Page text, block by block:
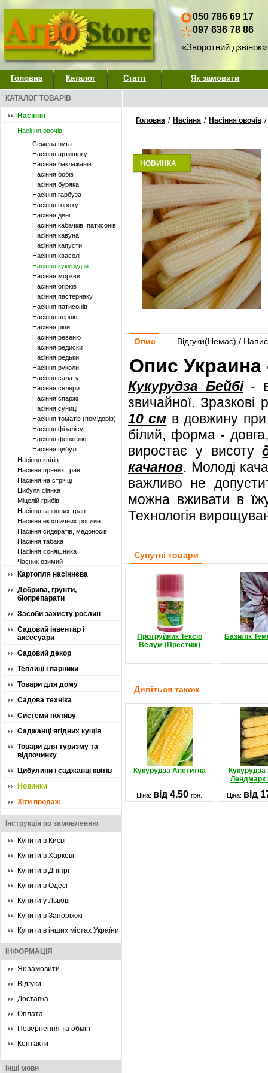
050 786 69 17
097 636 78 86
«Зворотний дзвінок»
Головна Каталог Статті Як замовити
КАТАЛОГ ТОВАРІВ
Насіння
Насіння овочів
Семена нута
Насіння артишоку
Насіння баклажанів
Насіння бобів
Насіння буряка
Насіння гарбуза
Насіння гороху
Насіння дині
Насіння кабачків, патисонів
Насіння кавуна
Насіння капусти
Насіння квасолі
Насіння кукурудзи
Насіння моркви
Насіння огірків
Насіння пастернаку
Насіння патисонів
Насіння перцю
Насіння ріпи
Насіння ревеню
Насіння редиски
Насіння редьки
Насіння руколи
Насіння салату
Насіння селери
Насіння спаржі
Насіння суниці
Насіння томатів (помідорів)
Насіння фізалісу
Насіння фенхелю
Насіння цибулі
Насіння квітів
Насіння пряних трав
Насіння на стрічці
Цибуля сіянка
Міцелій грибів
Насіння газонних трав
Насіння екзотичних рослин
Насіння сидератів, медоносів
Насіння табака
Насіння соняшника
Часник озимий
Картопля насіннєва
Добрива, грунти,
біопрепарати
Засоби захисту рослин
Садовий інвентар і
аксесуари
Садовий декор
Теплиці і парники
Товари для дому
Садова техніка
Системи поливу
Саджанці ягідних кущів
Товари для туризму та
відпочинку
Цибулини і саджанці квітів
Новинки
Хіти продаж
Інструкція по замовленню
Купити в Києві
Купити в Харкові
Купити в Дніпрі
Купити в Одесі
Купити у Львові
Купити в Запоріжжі
Купити в інших містах України
ІНФОРМАЦІЯ
Як замовити
Відгуки
Доставка
Оплата
Повернення та обмін
Контакти
Інші мови
Головна / Насіння / Насіння овочів /
НОВИНКА
Опис Відгуки(Немає) /
Опис Украина
Кукурудза Бейбі-
звичайної.
10 см в довжину при
білий, форма -
виростає у висоту
качанов. Молоді
важливо не
можна вживати в
Технологія
Супутні товари
Протруйник Тексіо
Велум (Престиж)
Базилік
Дивіться також
Кукурудза Апетитна
Кукурудза
Лендмарк
Ціна: від 4.50грн. Ціна: від